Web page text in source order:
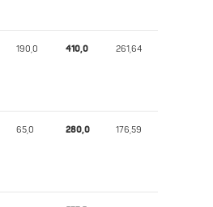
190,0 410,0 261,64
65,0 280,0 176,59